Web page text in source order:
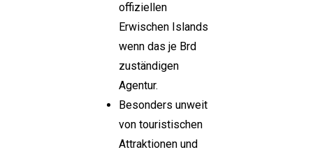
offiziellen
Erwischen Islands
wenn das je Brd
zuständigen
Agentur.
Besonders unweit
von touristischen
Attraktionen und